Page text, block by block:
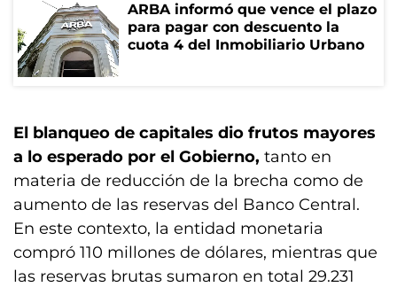
ARBA informó que vence el plazo
para pagar con descuento la
cuota 4 del Inmobiliario Urbano
El blanqueo de capitales dio frutos mayores
a lo esperado por el Gobierno, tanto en
materia de reducción de la brecha como de
aumento de las reservas del Banco Central.
En este contexto, la entidad monetaria
compró 110 millones de dólares, mientras que
las reservas brutas sumaron en total 29.231